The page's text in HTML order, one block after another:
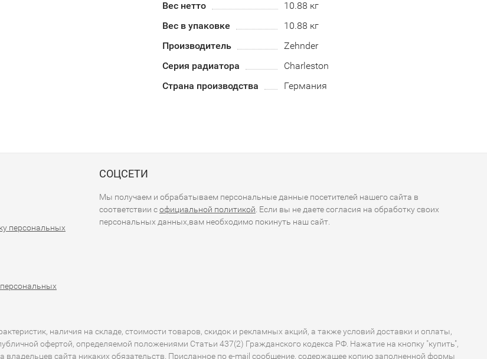
Вес нетто
10.88 кг
Вес в упаковке
10.88 кг
Производитель
Zehnder
Серия радиатора
Charleston
Страна производства
Германия
персональных
СОЦСЕТИ
Мы получаем и обрабатываем персональные данные посетителей нашего сайта в
соответствии софициальной политикой . Если вы не даете согласия на обработку своих
персональных данных,вам необходимо покинуть наш сайт.
наличия на складе, стоимости товаров, скидок и рекламных акций, а также условий доставки и оплаты,
офертой, определяемой положениями Статьи 437(2) Гражданского кодекса РФ. Нажатие на кнопку "купить",
сайта никаких обязательств. Присланное по e-mail сообщение, содержащее копию заполненной формы